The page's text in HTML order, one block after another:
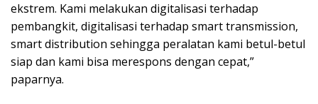
ekstrem. Kami melakukan digitalisasi terhadap
pembangkit, digitalisasi terhadap smart transmission,
smart distribution sehingga peralatan kami betul-betul
siap dan kami bisa merespons dengan cepat,”
paparnya.